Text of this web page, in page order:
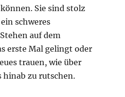
Sie sind stolz
schweres
auf dem
erste Mal gelingt oder
trauen, wie über
hinab zu rutschen.